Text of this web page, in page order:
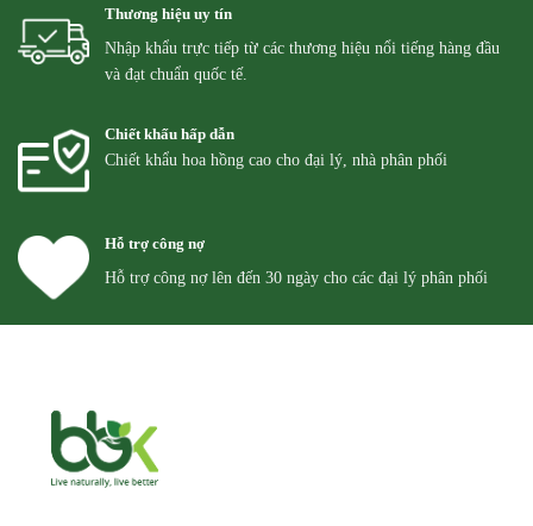
Thương hiệu uy tín
Nhập khẩu trực tiếp từ các thương hiệu nổi tiếng hàng đầu
và đạt chuẩn quốc tế.
Chiết khấu hấp dẫn
Chiết khẩu hoa hồng cao cho đại lý, nhà phân phối
Hỗ trợ công nợ
Hỗ trợ công nợ lên đến 30 ngày cho các đại lý phân phối